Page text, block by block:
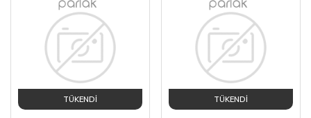
TÜKENDİ TÜKENDİ